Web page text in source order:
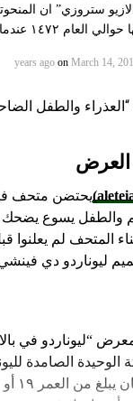
ستروزي” ان
١٤٧٢ عندما…
on March 14,
العرض
يحتضن متحف
والطفل يسوع
إلا أن أمناء المتحف لم
ليوناردو دي
“ليوناردو في
الوحيدة الصامدة